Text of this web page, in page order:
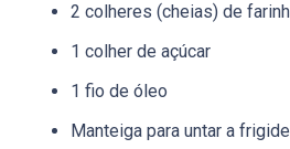
2 colheres (cheias) de
1 colher de açúcar
1 fio de óleo
Manteiga para untar a